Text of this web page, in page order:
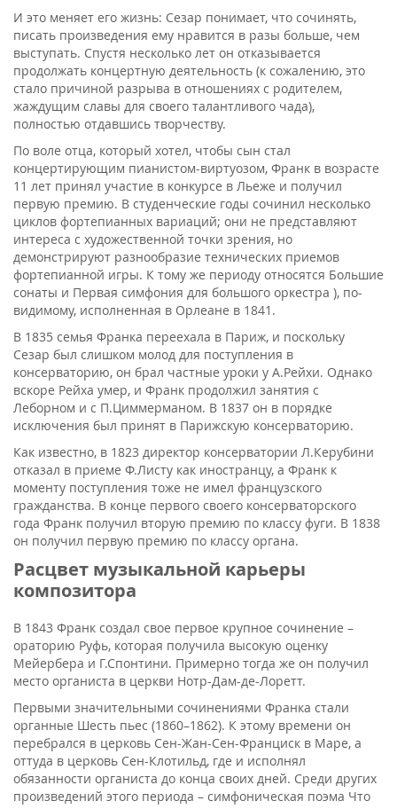
И это меняет его жизнь: Сезар понимает, что сочинять,
писать произведения ему нравится в разы больше, чем
выступать. Спустя несколько лет он отказывается
продолжать концертную деятельность (к сожалению, это
стало причиной разрыва в отношениях с родителем,
жаждущим славы для своего талантливого чада),
полностью отдавшись творчеству.
По воле отца, который хотел, чтобы сын стал
концертирующим пианистом-виртуозом, Франк в возрасте
11 лет принял участие в конкурсе в Льеже и получил
первую премию. В студенческие годы сочинил несколько
циклов фортепианных вариаций; они не представляют
интереса с художественной точки зрения, но
демонстрируют разнообразие технических приемов
фортепианной игры. К тому же периоду относятся Большие
сонаты и Первая симфония для большого оркестра ), по-
видимому, исполненная в Орлеане в 1841.
В 1835 семья Франка переехала в Париж, и поскольку
Сезар был слишком молод для поступления в
консерваторию, он брал частные уроки у А.Рейхи. Однако
вскоре Рейха умер, и Франк продолжил занятия с
Леборном и с П.Циммерманом. В 1837 он в порядке
исключения был принят в Парижскую консерваторию.
Как известно, в 1823 директор консерватории Л.Керубини
отказал в приеме Ф.Листу как иностранцу, а Франк к
моменту поступления тоже не имел французского
гражданства. В конце первого своего консерваторского
года Франк получил вторую премию по классу фуги. В 1838
он получил первую премию по классу органа.
Расцвет музыкальной карьеры
композитора
В 1843 Франк создал свое первое крупное сочинение –
ораторию Руфь, которая получила высокую оценку
Мейербера и Г.Спонтини. Примерно тогда же он получил
место органиста в церкви Нотр-Дам-де-Лоретт.
Первыми значительными сочинениями Франка стали
органные Шесть пьес (1860–1862). К этому времени он
перебрался в церковь Сен-Жан-Сен-Франциск в Маре, а
оттуда в церковь Сен-Клотильд, где и исполнял
обязанности органиста до конца своих дней. Среди других
произведений этого периода – симфоническая поэма Что